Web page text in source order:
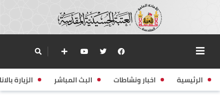
الرئيسية اخبار ونشاطات البث المباشر الزيارة